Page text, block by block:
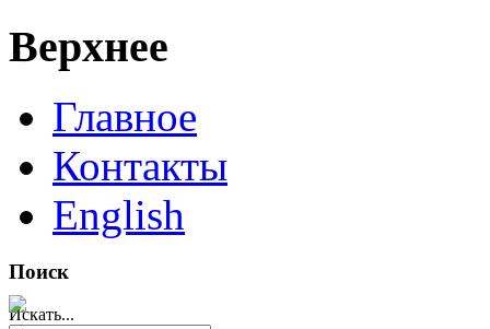
Верхнее
Главное
Контакты
English
Поиск
Искать...